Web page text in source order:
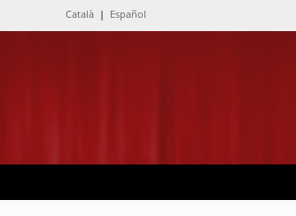
Català | Español